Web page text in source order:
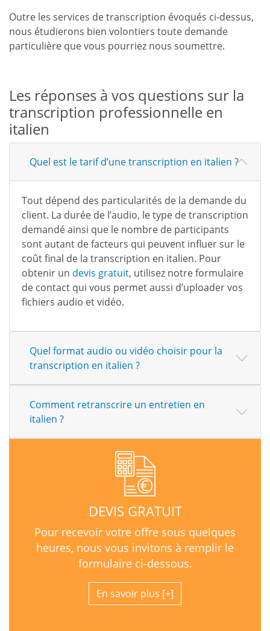
Outre les services de transcription évoqués ci-dessus,
nous étudierons bien volontiers toute demande
particulière que vous pourriez nous soumettre.
Les réponses à vos questions sur la
transcription professionnelle en
italien
Quel est le tarif d’une transcription en italien ?
Tout dépend des particularités de la demande du
client. La durée de l’audio, le type de transcription
demandé ainsi que le nombre de participants
sont autant de facteurs qui peuvent influer sur le
coût final de la transcription en italien. Pour
obtenir un devis gratuit, utilisez notre formulaire
de contact qui vous permet aussi d’uploader vos
fichiers audio et vidéo.
Quel format audio ou vidéo choisir pour la
transcription en italien ?
Comment retranscrire un entretien en
italien ?
DEVIS GRATUIT
Pour recevoir votre offre sous quelques
heures, nous vous invitons à remplir le
formulaire ci-dessous.
En savoir plus